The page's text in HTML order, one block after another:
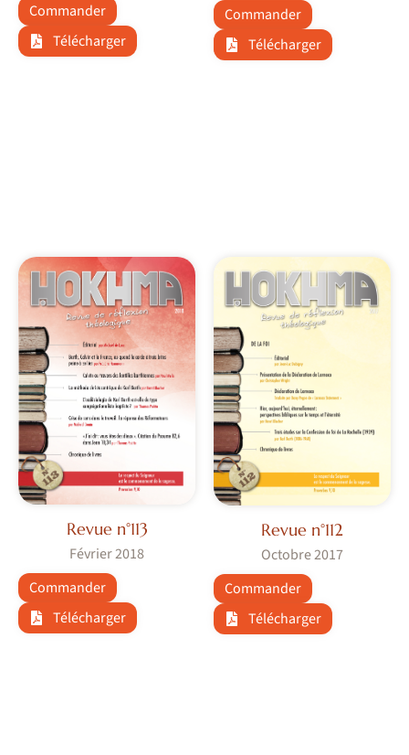
Commander
Télécharger
Commander
Télécharger
Revue n°113
Février 2018
Commander
Télécharger
Revue n°112
Octobre 2017
Commander
Télécharger